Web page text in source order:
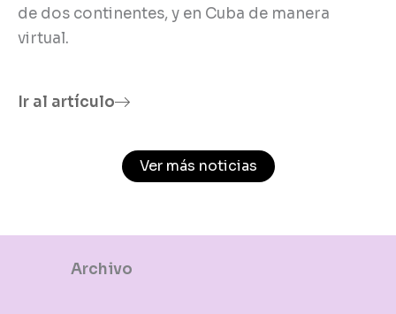
de dos continentes, y en Cuba de manera
virtual.
Ir al artículo
Ver más noticias
Archivo